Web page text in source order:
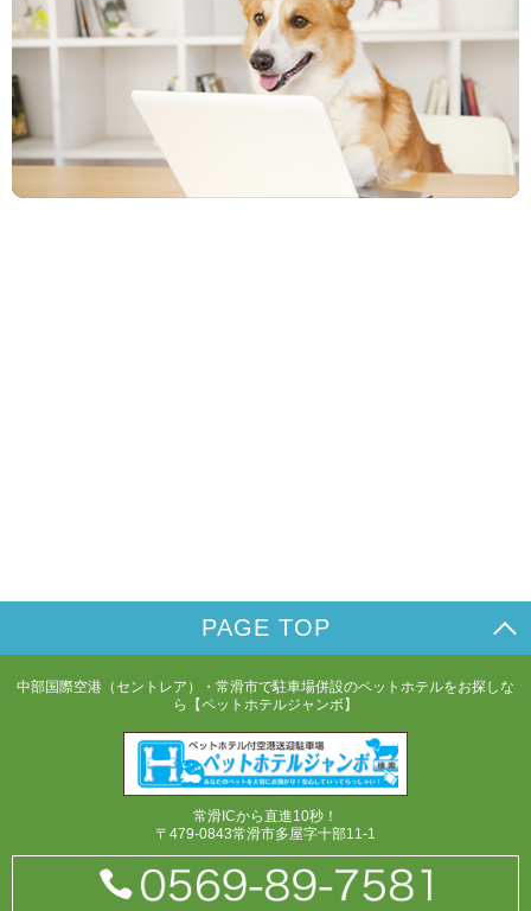
PAGE TOP
中部国際空港（セントレア）・常滑市で駐車場併設のペットホテルをお探しな
ら【ペットホテルジャンボ】
常滑ICから直進10秒！
〒479-0843常滑市多屋字十部11-1